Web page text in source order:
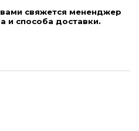
свяжется мененджер
и способа доставки.